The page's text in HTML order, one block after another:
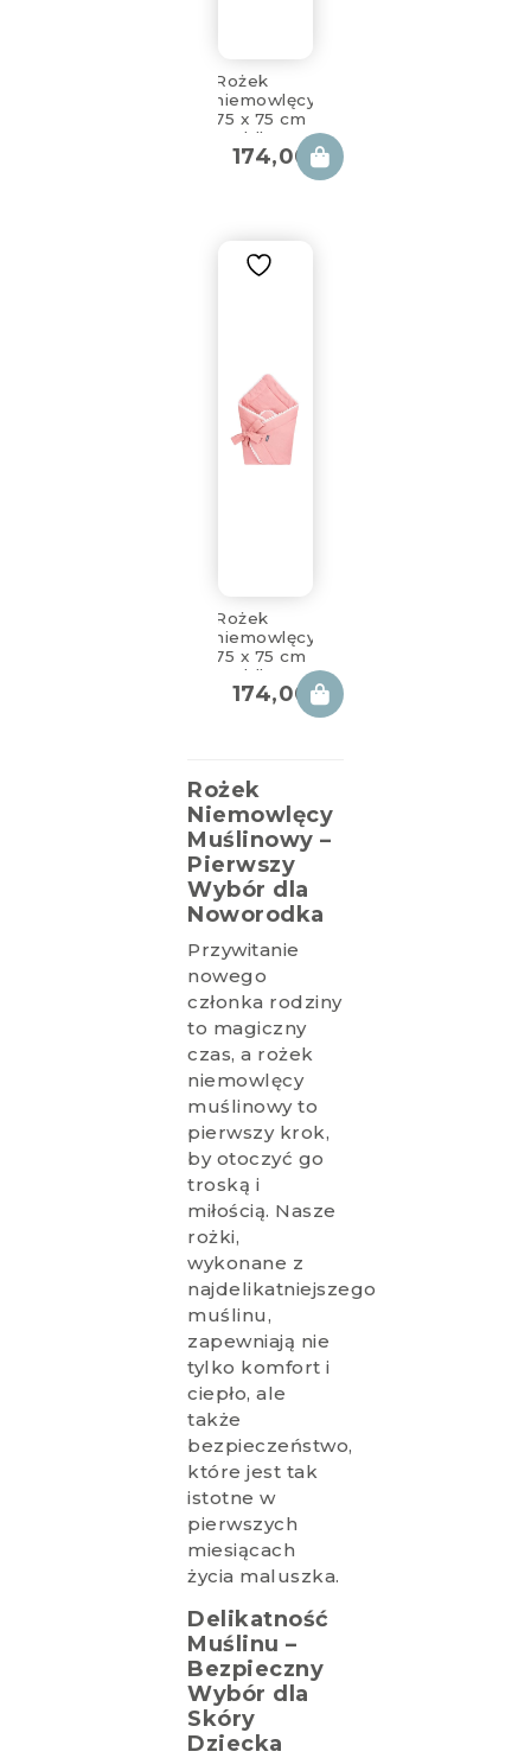
Rożek
niemowlęcy
75 x 75 cm
Cuddly
Muslin Grey
174,00zł
Rożek
niemowlęcy
75 x 75 cm
Cuddly
Muslin Pink
174,00zł
Rożek
Niemowlęcy
Muślinowy –
Pierwszy
Wybór dla
Noworodka
Przywitanie
nowego
członka rodziny
to magiczny
czas, a rożek
niemowlęcy
muślinowy to
pierwszy krok,
by otoczyć go
troską i
miłością. Nasze
rożki,
wykonane z
najdelikatniejszego
muślinu,
zapewniają nie
tylko komfort i
ciepło, ale
także
bezpieczeństwo,
które jest tak
istotne w
pierwszych
miesiącach
życia maluszka.
Delikatność
Muślinu –
Bezpieczny
Wybór dla
Skóry
Dziecka